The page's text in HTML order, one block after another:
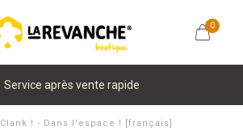
0
Service après vente rapide
Clank ! - Dans l'espace ! [français]